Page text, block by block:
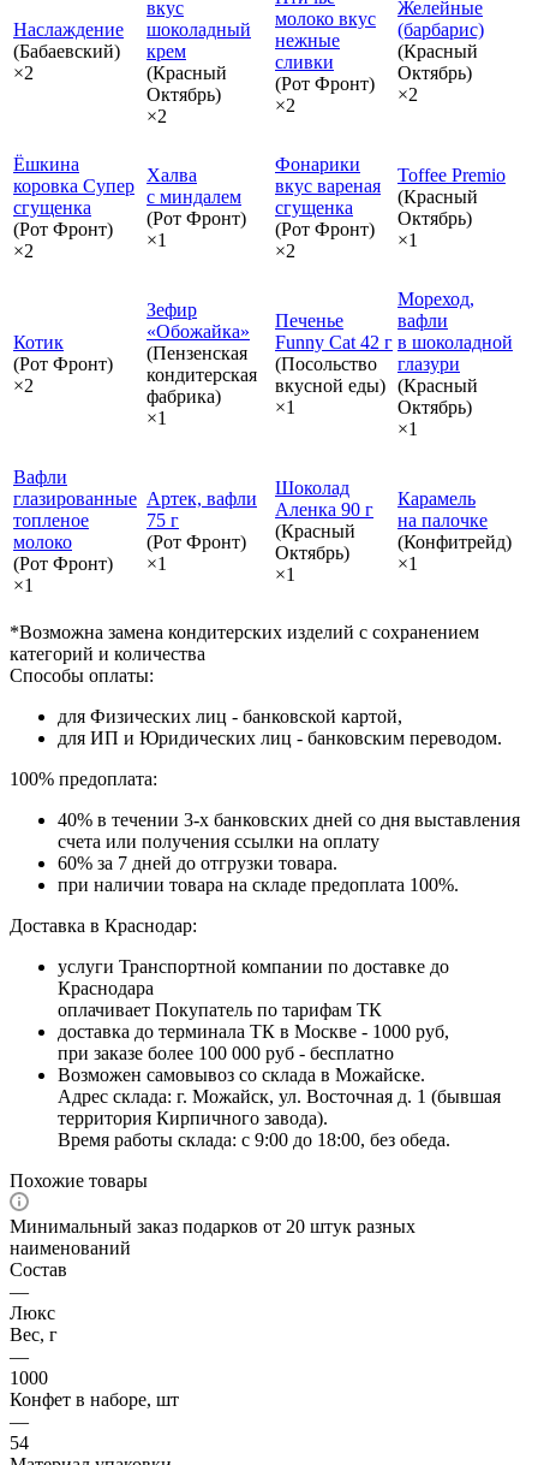
Наслаждение
(Бабаевский)
×2
вкус
шоколадный
крем
(Красный
Октябрь)
×2
молоко вкус
нежные
сливки
(Рот Фронт)
×2
Желейные
(барбарис)
(Красный
Октябрь)
×2
Ёшкина
коровка Супер
сгущенка
(Рот Фронт)
×2
Халва
с миндалем
(Рот Фронт)
×1
Фонарики
вкус вареная
сгущенка
(Рот Фронт)
×2
Toffee Premio
(Красный
Октябрь)
×1
Котик
(Рот Фронт)
×2
Зефир
«Обожайка»
(Пензенская
кондитерская
фабрика)
×1
Печенье
Funny Cat 42 г
(Посольство
вкусной еды)
×1
Мореход,
вафли
в шоколадной
глазури
(Красный
Октябрь)
×1
Вафли
глазированные
топленое
молоко
(Рот Фронт)
×1
Артек, вафли
75 г
(Рот Фронт)
×1
Шоколад
Аленка 90 г
(Красный
Октябрь)
×1
Карамель
на палочке
(Конфитрейд)
×1
*Возможна замена кондитерских изделий с сохранением
категорий и количества
Способы оплаты:
для Физических лиц - банковской картой,
для ИП и Юридических лиц - банковским переводом.
100% предоплата:
40% в течении 3-х банковских дней со дня выставления
счета или получения ссылки на оплату
60% за 7 дней до отгрузки товара.
при наличии товара на складе предоплата 100%.
Доставка в Краснодар:
услуги Транспортной компании по доставке до
Краснодара
оплачивает Покупатель по тарифам ТК
доставка до терминала ТК в Москве - 1000 руб,
при заказе более 100 000 руб - бесплатно
Возможен самовывоз со склада в Можайске.
Адрес склада: г. Можайск, ул. Восточная д. 1 (бывшая
территория Кирпичного завода).
Время работы склада: с 9:00 до 18:00, без обеда.
Похожие товары
Минимальный заказ подарков от 20 штук разных
наименований
Состав
—
Люкс
Вес, г
—
1000
Конфет в наборе, шт
—
54